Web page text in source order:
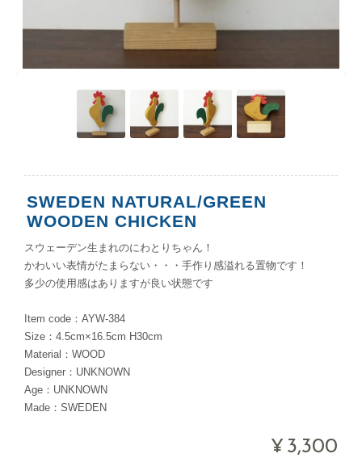
SWEDEN NATURAL/GREEN
WOODEN CHICKEN
スウェーデン生まれのにわとりちゃん！
かわいい表情がたまらない・・・手作り感溢れる置物です！
多少の使用感はありますが良い状態です
Item code：AYW-384
Size：4.5cm×16.5cm H30cm
Material：WOOD
Designer：UNKNOWN
Age：UNKNOWN
Made：SWEDEN
¥3,300